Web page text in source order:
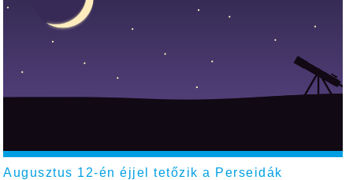
Augusztus 12-én éjjel tetőzik a Perseidák